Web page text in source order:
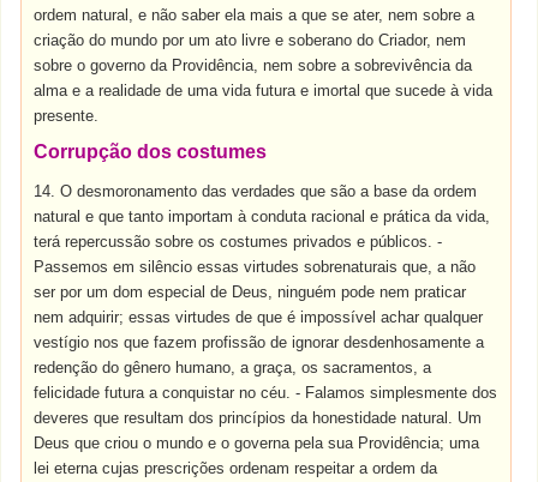
ordem natural, e não saber ela mais a que se ater, nem sobre a
criação do mundo por um ato livre e soberano do Criador, nem
sobre o governo da Providência, nem sobre a sobrevivência da
alma e a realidade de uma vida futura e imortal que sucede à vida
presente.
Corrupção dos costumes
14. O desmoronamento das verdades que são a base da ordem
natural e que tanto importam à conduta racional e prática da vida,
terá repercussão sobre os costumes privados e públicos. -
Passemos em silêncio essas virtudes sobrenaturais que, a não
ser por um dom especial de Deus, ninguém pode nem praticar
nem adquirir; essas virtudes de que é impossível achar qualquer
vestígio nos que fazem profissão de ignorar desdenhosamente a
redenção do gênero humano, a graça, os sacramentos, a
felicidade futura a conquistar no céu. - Falamos simplesmente dos
deveres que resultam dos princípios da honestidade natural. Um
Deus que criou o mundo e o governa pela sua Providência; uma
lei eterna cujas prescrições ordenam respeitar a ordem da